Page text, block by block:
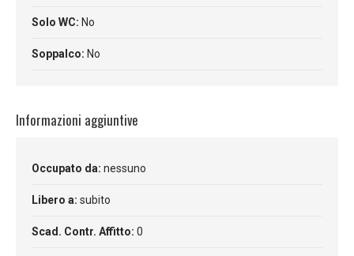
Solo WC: No
Soppalco: No
Informazioni aggiuntive
Occupato da: nessuno
Libero a: subito
Scad. Contr. Affitto: 0